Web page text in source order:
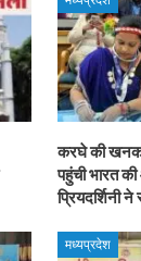
करघे की
पहुंची भारत
प्रियदर्शिनी
मध्यप्रदेश